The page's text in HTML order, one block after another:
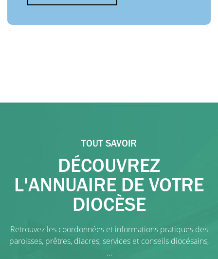
TOUT SAVOIR
DÉCOUVREZ
L'ANNUAIRE DE VOTRE
DIOCÈSE
Retrouvez les coordonnées et informations pratiques des
paroisses, prêtres, diacres, services et conseils diocésains,
…